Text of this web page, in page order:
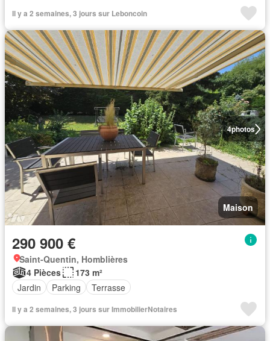
Il y a 2 semaines, 3 jours sur Leboncoin
4photos
Maison
290 900 €
Saint-Quentin, Homblières
4 Pièces
173 m²
Jardin
Parking Terrasse
Il y a 2 semaines, 3 jours sur ImmobilierNotaires